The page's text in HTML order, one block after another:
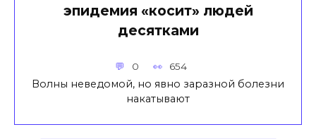
эпидемия «косит» людей
десятками
0 654
Волны неведомой, но явно заразной болезни
накатывают